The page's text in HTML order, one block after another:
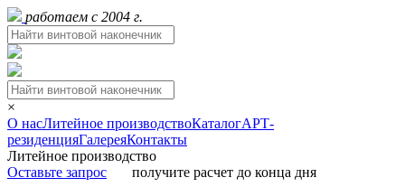
работаем с 2004 г.
×
О насЛитейное производствоКаталогАРТ-
резиденцияГалереяКонтакты
Литейное производство
Оставьте запрос получите расчет до конца дня